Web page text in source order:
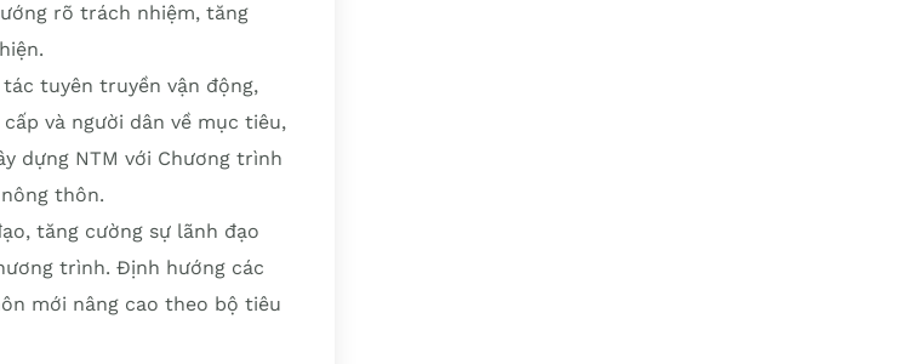
rõ trách nhiệm, tăng
tuyên truyền vận động,
và người dân về mục tiêu,
dựng NTM với Chương trình
thôn.
tăng cường sự lãnh đạo
trình. Định hướng các
mới nâng cao theo bộ tiêu